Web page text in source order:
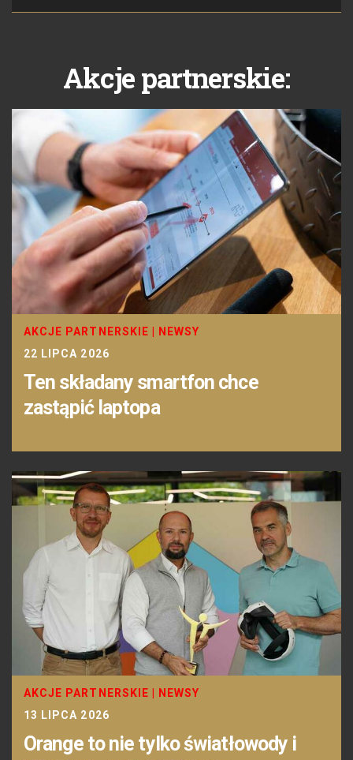
Akcje partnerskie:
AKCJE PARTNERSKIE
NEWSY
22 LIPCA 2026
Ten składany smartfon chce
zastąpić laptopa
AKCJE PARTNERSKIE
NEWSY
13 LIPCA 2026
Orange to nie tylko światłowody i